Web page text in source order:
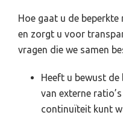
Hoe gaat u de
en zorgt u voor
vragen die we samen
Heeft u bewust
van externe
continuïteit kunt